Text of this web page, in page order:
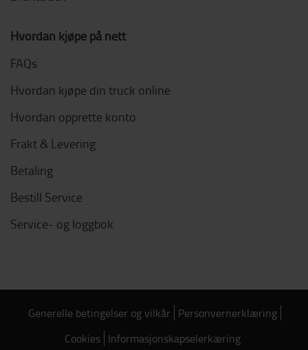
Hvordan kjøpe på nett
FAQs
Hvordan kjøpe din truck online
Hvordan opprette konto
Frakt & Levering
Betaling
Bestill Service
Service- og loggbok
Generelle betingelser og vilkår Personvernerklæring
Cookies Informasjonskapselerkæring